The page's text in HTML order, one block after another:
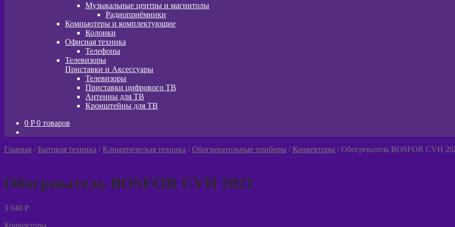
Музыкальные центры и магнитолы
Радиоприёмники
Компьютеры и комплектующие
Колонки
Офисная техника
Телефоны
Телевизоры
Приставки и Аксессуары
Телевизоры
Приставки цифрового ТВ
Антенны для ТВ
Кронштейны для ТВ
0 P 0 товаров
Главная / Бытовая техника /Климатическая техника /Обогревательные приборы /Конвекторы /Обогреватель BOSFOR CVH
Обогреватель BOSFOR CVH 2021
3 040 P
Конвекторы